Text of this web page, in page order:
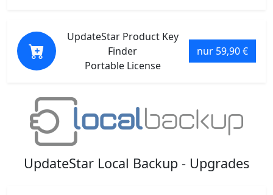
UpdateStar Product Key
Finder
Portable License
nur 59,90 €
UpdateStar Local Backup - Upgrades